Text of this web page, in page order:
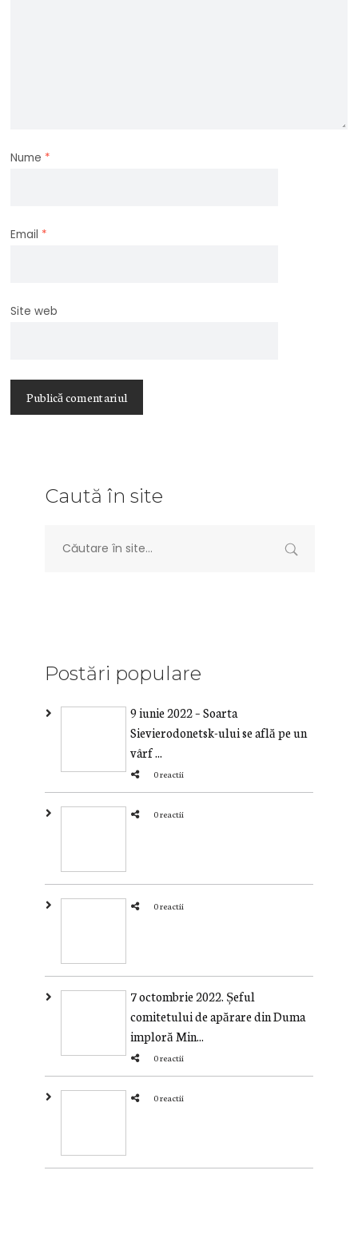
Nume *
Email *
Site web
Caută în site
Postări populare
9 iunie 2022 – Soarta
Sievierodonetsk-ului se află pe un
vârf ...
0 reactii
0 reactii
0 reactii
7 octombrie 2022. Șeful
comitetului de apărare din Duma
imploră Min...
0 reactii
0 reactii